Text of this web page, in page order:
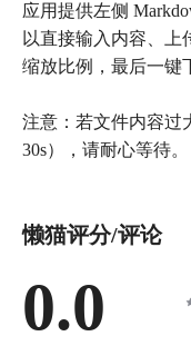
应用提供左侧
以直接输入内容、上
缩放比例，最后一键
注意：若文件内容过
懒猫评分/评论
0.0